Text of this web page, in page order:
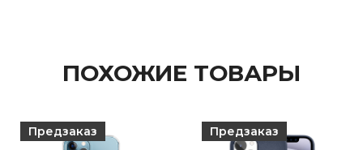
ПОХОЖИЕ ТОВАРЫ
Предзаказ Предзаказ